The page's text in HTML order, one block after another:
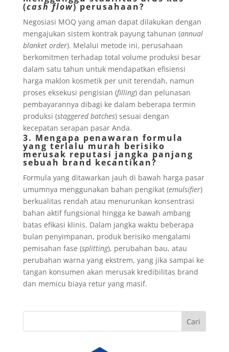
(cash flow) perusahaan?
Negosiasi MOQ yang aman dapat dilakukan dengan
mengajukan sistem kontrak payung tahunan (annual
blanket order). Melalui metode ini, perusahaan
berkomitmen terhadap total volume produksi besar
dalam satu tahun untuk mendapatkan efisiensi
harga maklon kosmetik per unit terendah, namun
proses eksekusi pengisian (filling) dan pelunasan
pembayarannya dibagi ke dalam beberapa termin
produksi (staggered batches) sesuai dengan
kecepatan serapan pasar Anda.
3. Mengapa penawaran formula
yang terlalu murah berisiko
merusak reputasi jangka panjang
sebuah brand kecantikan?
Formula yang ditawarkan jauh di bawah harga pasar
umumnya menggunakan bahan pengikat (emulsifier)
berkualitas rendah atau menurunkan konsentrasi
bahan aktif fungsional hingga ke bawah ambang
batas efikasi klinis. Dalam jangka waktu beberapa
bulan penyimpanan, produk berisiko mengalami
pemisahan fase (splitting), perubahan bau, atau
perubahan warna yang ekstrem, yang jika sampai ke
tangan konsumen akan merusak kredibilitas brand
dan memicu biaya retur yang masif.
Cari